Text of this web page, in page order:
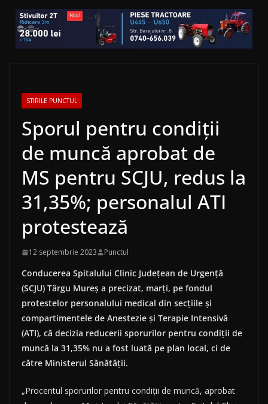
STIRILE PUNCTUL
Sporul pentru condiţii
de muncă aprobat de
MS pentru SCJU, redus la
31,35%; personalul ATI
protestează
12 septembrie 2023 Punctul
Conducerea Spitalului Clinic Judeţean de Urgenţă
(SCJU) Târgu Mureş a precizat, marţi, pe fondul
protestelor personalului medical din secţiile şi
compartimentele de Anestezie şi Terapie Intensivă
(ATI), că decizia reducerii sporurilor pentru condiţii de
muncă la 31,35% nu a fost luată pe plan local, ci de
către Ministerul Sănătăţii.
„Procentul sporurilor pentru condiţii de muncă, aprobat